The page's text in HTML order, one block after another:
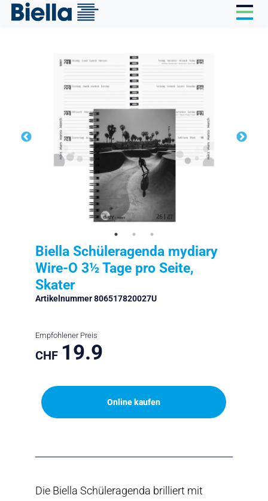
Biella Schüleragenda mydiary
Wire-O 3½ Tage pro Seite,
Skater
Artikelnummer 806517820027U
Empfohlener Preis
CHF 19.9
Online kaufen
Die Biella Schüleragenda brilliert mit
Cookie-Einstellungen